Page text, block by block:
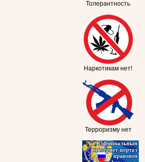
Толерантность
Наркотикам нет!
Терроризму нет